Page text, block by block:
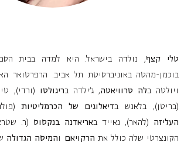
טלי קצף, נולדה בישראל. היא למדה בבית
בוכמן-מהטה באוניברסיטת תל אביב. הרפרטואר
ויולטה בלה טרוויאטה, ג'ילדה בריגולטו (ורדי),
(בריטן), בלאנש בדיאלוגים של הכרמליטיות
העליזה (להאר), נאייד באריאדנה בנקסוס
(ר.
הקונצרטי שלה כולל את הרקויאם ו המיסה הגדולה